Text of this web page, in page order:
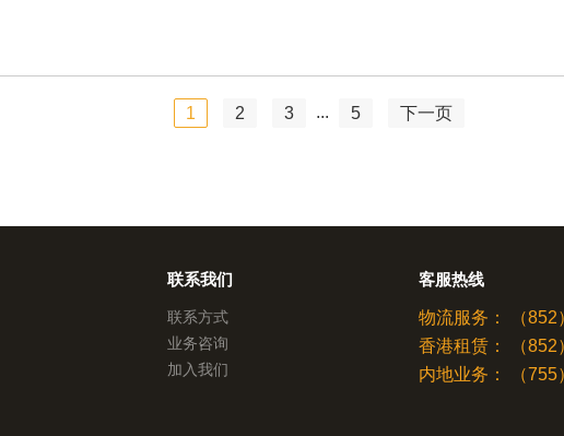
1 2 3 ... 5 下一页
联系我们
联系方式
业务咨询
加入我们
客服热线
物流服务：
（
香港租赁：
（
内地业务：
（